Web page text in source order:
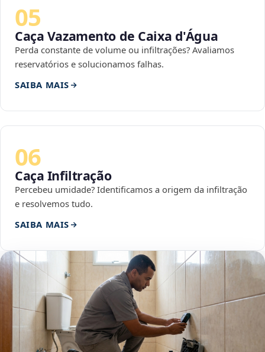
05
Caça Vazamento de Caixa d'Água
Perda constante de volume ou infiltrações? Avaliamos
reservatórios e solucionamos falhas.
SAIBA MAIS
06
Caça Infiltração
Percebeu umidade? Identificamos a origem da infiltração
e resolvemos tudo.
SAIBA MAIS